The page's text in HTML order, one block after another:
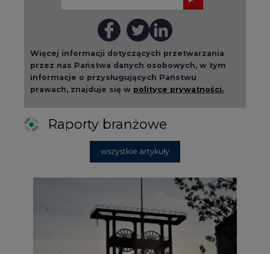
Więcej informacji dotyczących przetwarzania
przez nas Państwa danych osobowych, w tym
informacje o przysługujących Państwu
prawach, znajduje się w polityce prywatności.
Raporty branżowe
wszystkie artykuły